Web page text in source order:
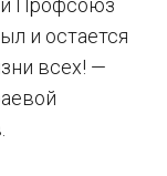
и остается
всех! —